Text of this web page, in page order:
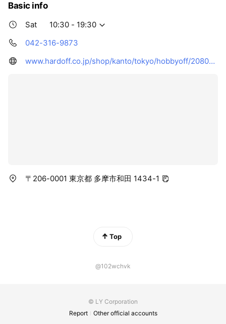
Basic info
Sat
10:30 - 19:30
042-316-9873
www.hardoff.co.jp/shop/kanto/tokyo/hobbyoff/208081/
〒206-0001 東京都 多摩市和田 1434-1
Top
@102wchvk
© LY Corporation
Report
Other official accounts